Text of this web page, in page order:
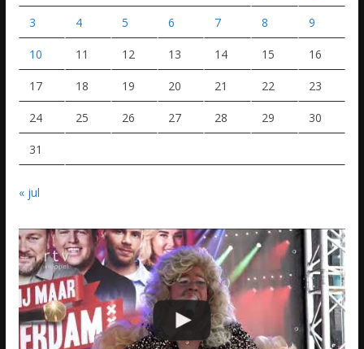
3 4 5 6 7 8 9
10 11 12 13 14 15 16
17 18 19 20 21 22 23
24 25 26 27 28 29 30
31
« jul